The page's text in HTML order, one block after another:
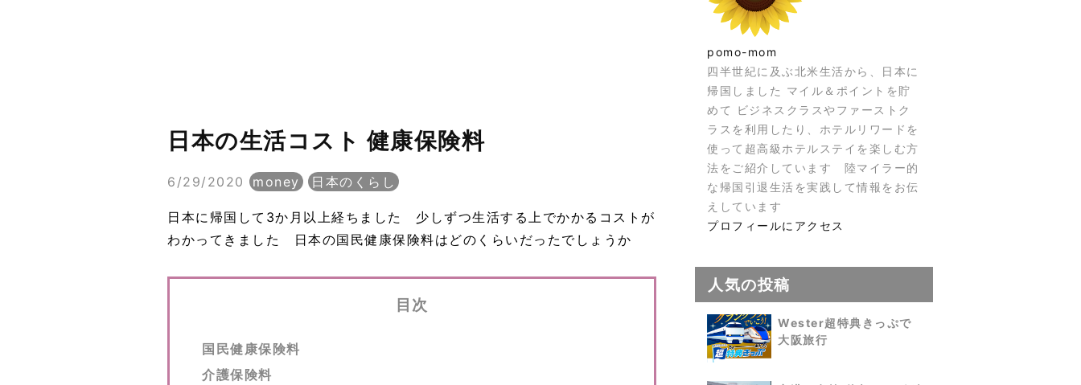
日本の生活コスト 健康保険料
6/29/2020 money 日本のくらし
日本に帰国して3か月以上経ちました 少しずつ生活する上でかかるコストが
わかってきました 日本の国民健康保険料はどのくらいだったでしょうか
目次
国民健康保険料
介護保険料
pomo-mom
四半世紀に及ぶ北米生活から、日本に
帰国しました マイル＆ポイントを貯
めて ビジネスクラスやファーストク
ラスを利用したり、ホテルリワードを
使って超高級ホテルステイを楽しむ方
法をご紹介しています 陸マイラー的
な帰国引退生活を実践して情報をお伝
えしています
プロフィールにアクセス
人気の投稿
Wester超特典きっぷで
大阪旅行